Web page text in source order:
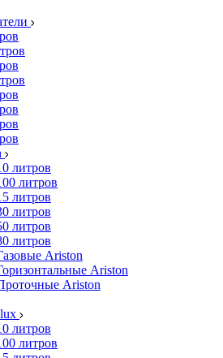
литров
литров
литров
литров
литров
литров
Ariston
Ariston
Ariston
литров
литров